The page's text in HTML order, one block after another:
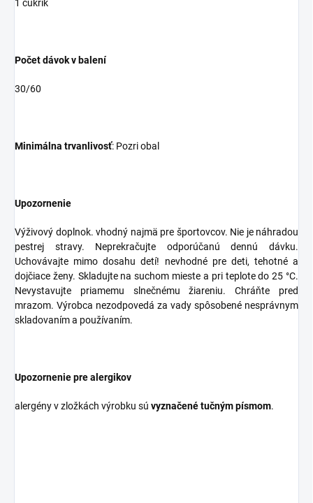
1 cukrík
Počet dávok v balení
30/60
Minimálna trvanlivosť: Pozri obal
Upozornenie
Výživový doplnok. vhodný najmä pre športovcov. Nie je náhradou
pestrej stravy. Neprekračujte odporúčanú dennú dávku.
Uchovávajte mimo dosahu detí! nevhodné pre deti, tehotné a
dojčiace ženy. Skladujte na suchom mieste a pri teplote do 25 °C.
Nevystavujte priamemu slnečnému žiareniu. Chráňte pred
mrazom. Výrobca nezodpovedá za vady spôsobené nesprávnym
skladovaním a používaním.
Upozornenie pre alergikov
alergény v zložkách výrobku sú vyznačené tučným písmom.